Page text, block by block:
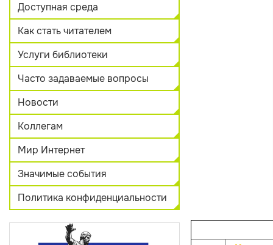
Доступная среда
Как стать читателем
Услуги библиотеки
Часто задаваемые вопросы
Новости
Коллегам
Мир Интернет
Значимые события
Политика конфиденциальности